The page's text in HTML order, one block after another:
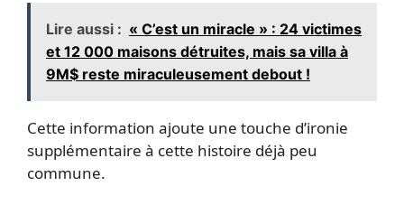
Lire aussi : « C’est un miracle » : 24 victimes
et 12 000 maisons détruites, mais sa villa à
9M$ reste miraculeusement debout !
Cette information ajoute une touche d’ironie
supplémentaire à cette histoire déjà peu
commune.